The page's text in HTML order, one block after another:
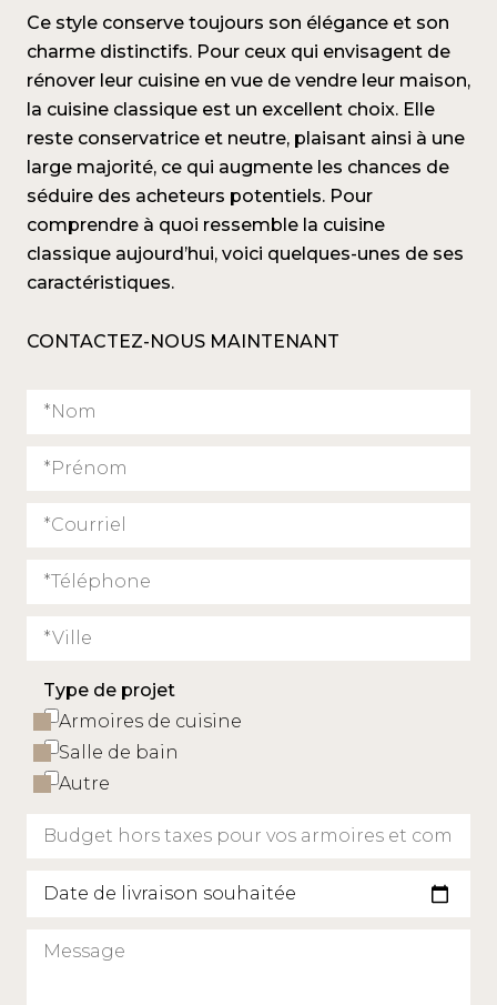
Ce style conserve toujours son élégance et son
charme distinctifs. Pour ceux qui envisagent de
rénover leur cuisine en vue de vendre leur maison,
la cuisine classique est un excellent choix. Elle
reste conservatrice et neutre, plaisant ainsi à une
large majorité, ce qui augmente les chances de
séduire des acheteurs potentiels. Pour
comprendre à quoi ressemble la cuisine
classique aujourd’hui, voici quelques-unes de ses
caractéristiques.
CONTACTEZ-NOUS MAINTENANT
Type de projet
Armoires de cuisine
Salle de bain
Autre
Date de livraison souhaitée